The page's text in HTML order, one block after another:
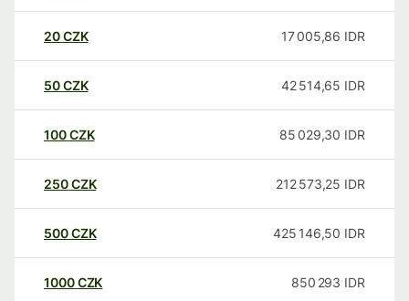
20CZK 17 005,86 IDR
50CZK 42 514,65 IDR
100CZK 85 029,30 IDR
250CZK 212 573,25 IDR
500CZK 425 146,50 IDR
1000CZK 850 293 IDR